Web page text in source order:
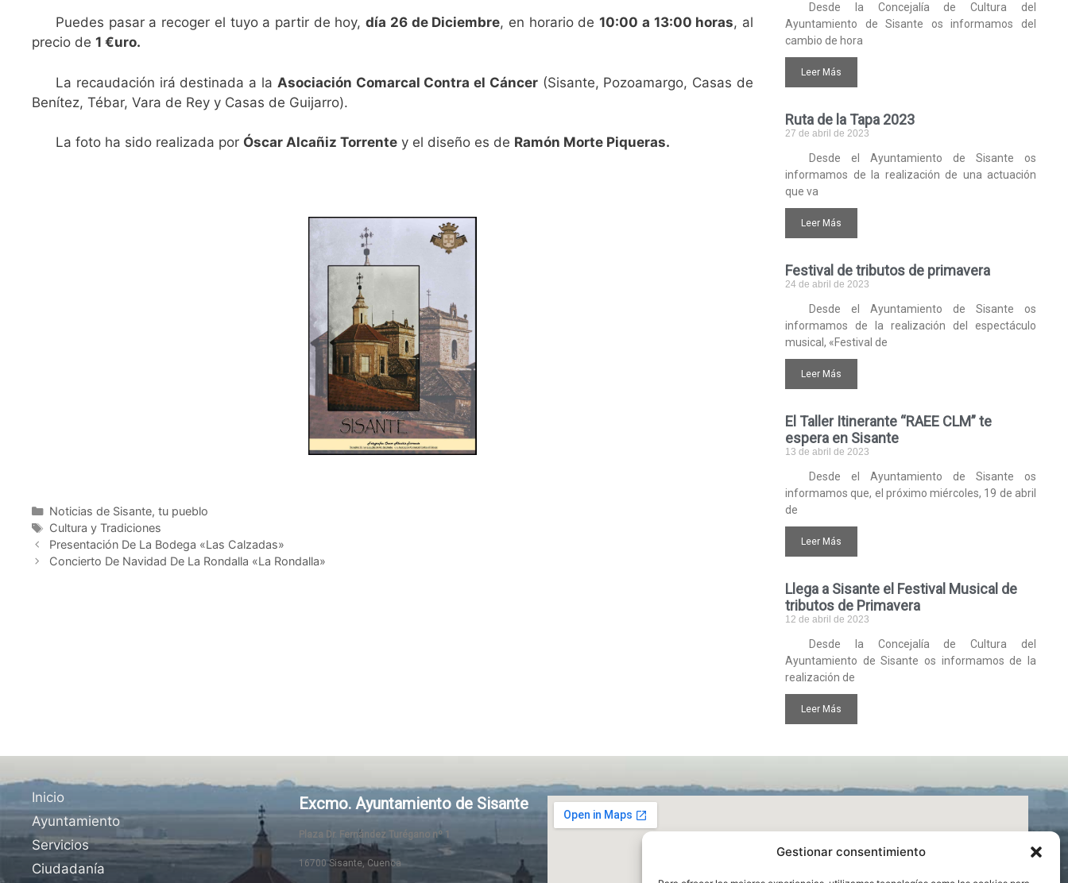
Gestionar consentimiento
Puedes pasar a recoger el tuyo a partir de hoy,día 26 de Diciembre, en horario de10:00 a 13:00 horas, al
precio de 1 €uro.
La recaudación irá destinada a la Asociación Comarcal Contra el Cáncer(Sisante, Pozoamargo, Casas de
Benítez, Tébar, Vara de Rey y Casas de Guijarro).
La foto ha sido realizada por Óscar Alcañiz Torrente y el diseño es de Ramón Morte Piqueras.
Noticias de Sisante, tu pueblo
Cultura y Tradiciones
Presentación De La Bodega «Las Calzadas»
Concierto De Navidad De La Rondalla «La Rondalla»
Desde la Concejalía de Cultura del
Ayuntamiento de Sisante os informamos del
cambio de hora
Leer Más
Ruta de la Tapa 2023
27 de abril de 2023
Desde el Ayuntamiento de Sisante os
informamos de la realización de una actuación
que va
Leer Más
Festival de tributos de primavera
24 de abril de 2023
Desde el Ayuntamiento de Sisante os
informamos de la realización del espectáculo
musical, «Festival de
Leer Más
El Taller Itinerante “RAEE CLM” te
espera en Sisante
13 de abril de 2023
Desde el Ayuntamiento de Sisante os
informamos que, el próximo miércoles, 19 de abril
de
Leer Más
Llega a Sisante el Festival Musical de
tributos de Primavera
12 de abril de 2023
Desde la Concejalía de Cultura del
Ayuntamiento de Sisante os informamos de la
realización de
Leer Más
Inicio
Ayuntamiento
Servicios
Ciudadanía
Excmo. Ayuntamiento de Sisante
Plaza Dr. Fernández Turégano nº 1
16700 Sisante, Cuenca